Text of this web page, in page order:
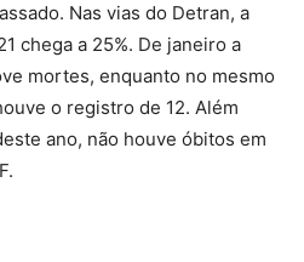
Nas vias do Detran, a
chega a 25%. De janeiro a
mortes, enquanto no mesmo
o registro de 12. Além
ano, não houve óbitos em